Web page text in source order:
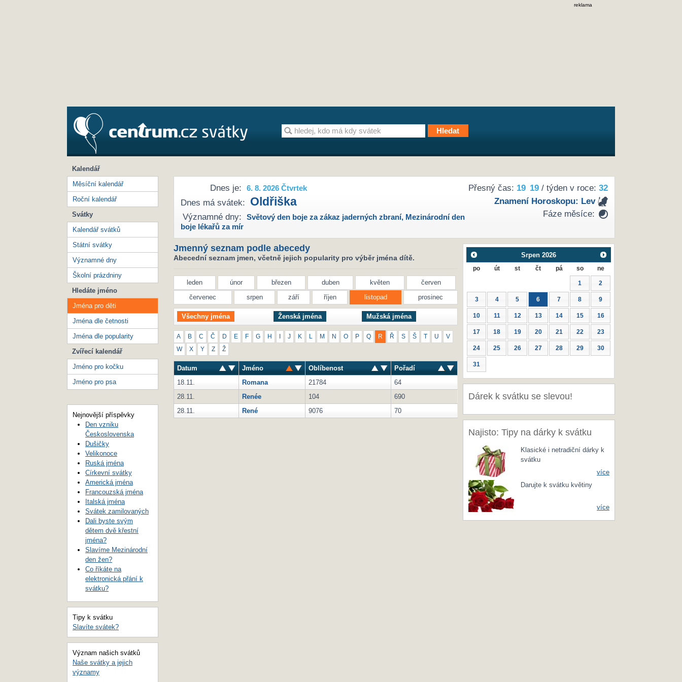
reklama
Přesný čas: 19 19/ týden v roce: 32
Znamení Horoskopu: Lev
Fáze měsíce:
Dnes je: 6. 8. 2026 Čtvrtek
Dnes má svátek: Oldřiška
Významné dny: Světový den boje za zákaz jaderných zbraní, Mezinárodní den
boje lékařů za mír
Jmenný seznam podle abecedy
Abecední seznam jmen, včetně jejich popularity pro výběr jména dítě.
leden únor březen duben květen
červen
červenec
srpen září říjen listopad prosinec
Všechny jména Ženská jména Mužská jména
A B C Č D E F G H J K M N O P Q R Ř S Š T U V
W X Y Z Ž
Datum Jméno Oblíbenost
Pořadí
18.11.
Romana 21784
64
28.11.
Renée 104
690
28.11.
René 9076 70
Srpen 2026
po út st čt pá so ne
1 2
3 4 5 6 7 8 9
10 11 12 13 14 15 16
17 18 19 20 21 22 23
24 25 26 27 28 29 30
31
Dárek k svátku se slevou!
Najisto: Tipy na dárky k svátku
Klasické i netradiční dárky k
svátku
více
Darujte k svátku květiny
více
Kalendář
Měsíční kalendář
Roční kalendář
Svátky
Kalendář svátků
Státní svátky
Významné dny
Školní prázdniny
Hledáte jméno
Jména pro děti
Jména dle četnosti
Jména dle popularity
Zvířecí kalendář
Jméno pro kočku
Jméno pro psa
Nejnovější příspěvky
Den vzniku
Československa
Dušičky
Velikonoce
Ruská jména
Církevní svátky
Americká jména
Francouzská jména
Italská jména
Svátek zamilovaných
Dali byste svým
dětem dvě křestní
jména?
Slavíme Mezinárodní
den žen?
Co říkáte na
elektronická přání k
svátku?
Tipy k svátku
Slavíte svátek?
Význam našich svátků
Naše svátky a jejich
významy